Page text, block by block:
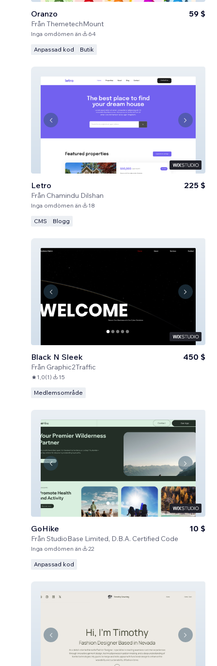
Oranzo
Från ThemetechMount
59 $
Inga omdömen än 64
Anpassad kod Butik
Letro
Från Chamindu Dilshan
225 $
Inga omdömen än 18
CMS Blogg
Black N Sleek
Från Graphic2Traffic
450 $
1,0(1) 15
Medlemsområde
GoHike
Från StudioBase Limited, D.B.A. Certified Code
10 $
Inga omdömen än 22
Anpassad kod